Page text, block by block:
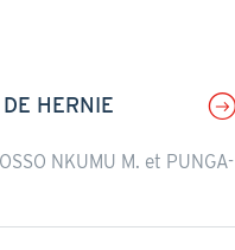
HERNIE
NKUMU M. et PUNGA-